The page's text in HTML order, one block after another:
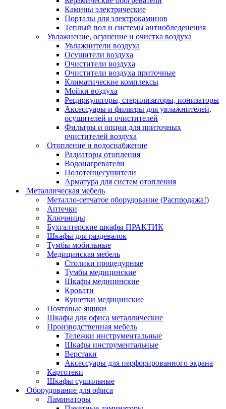
Камины электрические
Порталы для электрокаминов
Теплый пол и системы антиобледенения
Увлажнение, осушение и очистка воздуха
Увлажнители воздуха
Осушители воздуха
Очистители воздуха
Очистители воздуха приточные
Климатические комплексы
Мойки воздуха
Рециркуляторы, стерилизаторы, ионизаторы
Аксессуары и фильтры для увлажнителей,
осушителей и очистителей
Фильтры и опции для приточных
очистителей воздуха
Отопление и водоснабжение
Радиаторы отопления
Водонагреватели
Полотенцесушители
Арматура для систем отопления
Металлическая мебель
Металло-сетчатое оборудование (Распродажа!)
Аптечки
Ключницы
Бухгалтерские шкафы ПРАКТИК
Шкафы для раздевалок
Тумбы мобильные
Медицинская мебель
Столики процедурные
Тумбы медицинские
Шкафы медицинские
Кровати
Кушетки медицинские
Почтовые ящики
Шкафы для офиса металлические
Производственная мебель
Тележки инструментальные
Шкафы инструментальные
Верстаки
Аксессуары для перфорированного экрана
Картотеки
Шкафы сушильные
Оборудование для офиса
Ламинаторы